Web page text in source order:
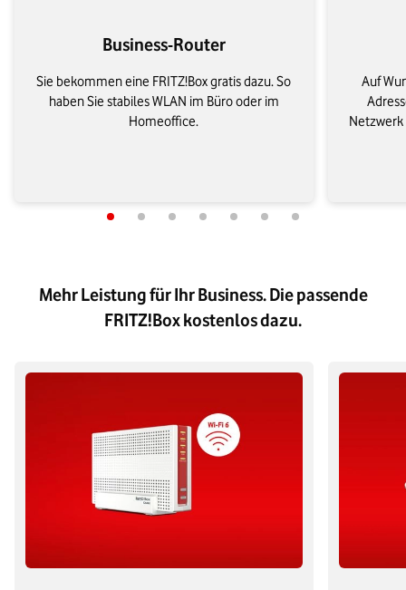
Business-Router
Sie bekommen eine FRITZ!Box gratis dazu. So
haben Sie stabiles WLAN im Büro oder im
Homeoffice.
Auf
Netzwerk
Mehr Leistung für Ihr Business. Die passende
FRITZ!Box kostenlos dazu.